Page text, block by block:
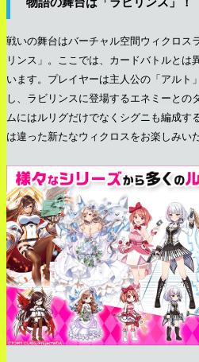
戦いの舞台はバーチャル空間ウィクロス
リンス」。ここでは、カードバトルとは
います。プレイヤーは主人公の「アルト
し、ラビリンスに登場するエネミーとの
ムにはルリグだけでなくシグニも編成す
は違った新たなウィクロスをお楽しみい